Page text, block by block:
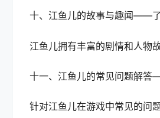
十、江鱼儿的故事与趣闻——
江鱼儿拥有丰富的剧情和人物
十一、江鱼儿的常见问题解
针对江鱼儿在游戏中常见的问